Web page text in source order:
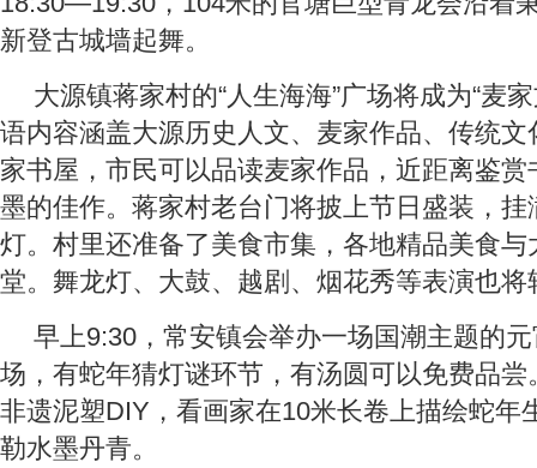
新登古城墙起舞。
大源镇蒋家村的“人生海海”广场将成为“麦
语内容涵盖大源历史人文、麦家作品、传统
家书屋，市民可以品读麦家作品，近距离鉴
墨的佳作。蒋家村老台门将披上节日盛装，挂
灯。村里还准备了美食市集，各地精品美食与
堂。舞龙灯、大鼓、越剧、烟花秀等表演也将
早上9:30，常安镇会举办一场国潮主题的
场，有蛇年猜灯谜环节，有汤圆可以免费品
非遗泥塑DIY，看画家在10米长卷上描绘蛇年
勒水墨丹青。